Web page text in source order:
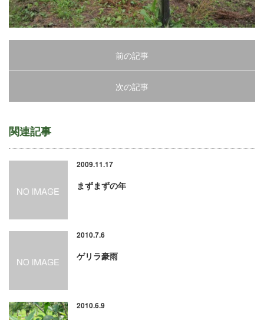
前の記事
次の記事
関連記事
2009.11.17
まずまずの年
2010.7.6
ゲリラ豪雨
2010.6.9